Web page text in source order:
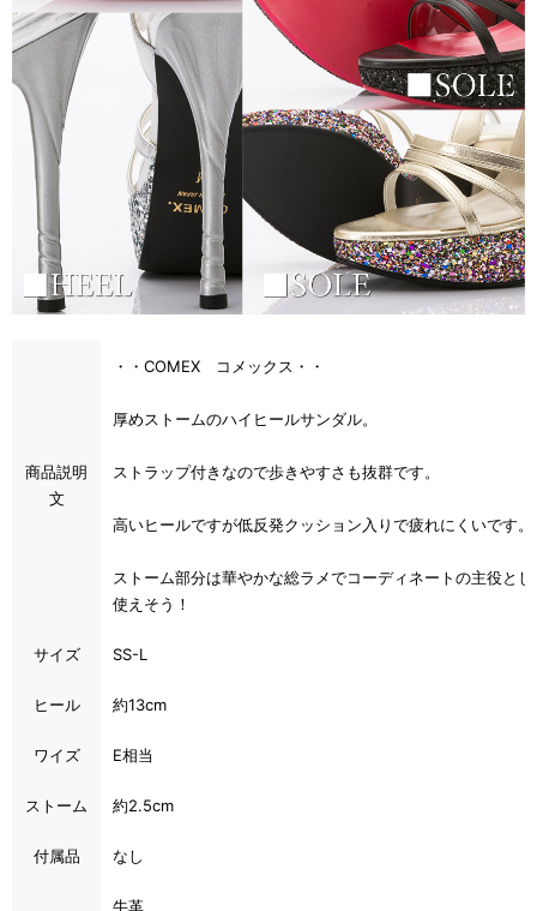
商品説明
文
・・COMEX コメックス・・
厚めストームのハイヒールサンダル。
ストラップ付きなので歩きやすさも抜群です。
高いヒールですが低反発クッション入りで疲れにくいです。
ストーム部分は華やかな総ラメでコーディネートの主役とし
使えそう！
サイズ SS-L
ヒール 約13cm
ワイズ E相当
ストーム 約2.5cm
付属品 なし
牛革